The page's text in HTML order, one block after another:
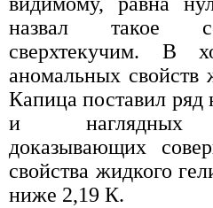
назвал такое
сверхтекучим. В
аномальных свойств
Капица поставил ряд
и наглядных
доказывающих
свойства жидкого
ниже 2,19 К.